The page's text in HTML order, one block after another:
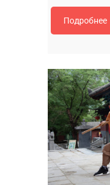
Подробнее